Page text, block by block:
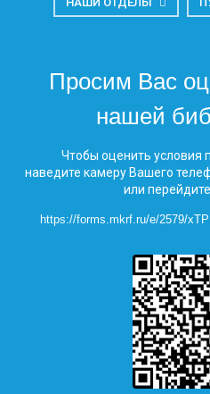
Просим Вас
нашей
Чтобы оценить условия
наведите камеру Вашего
или
https://forms.mkrf.ru/e/2579/